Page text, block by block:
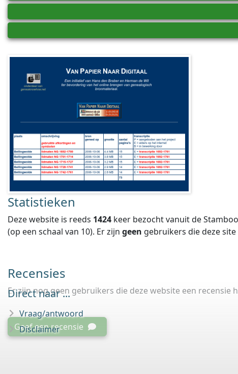
Statistieken
Deze website is reeds 1424 keer bezocht vanuit de
(op een schaal van 10). Er zijn geen gebruikers die deze
Recensies
Er zijn nog geen gebruikers die deze website een recensie
Geef een recensie
Direct naar ...
Vraag/antwoord
Disclaimer